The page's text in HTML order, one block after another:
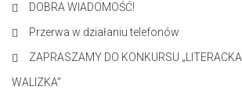
DOBRA WIADOMOŚĆ!
Przerwa w działaniu telefonów
ZAPRASZAMY DO KONKURSU „LITERACKA
WALIZKA”